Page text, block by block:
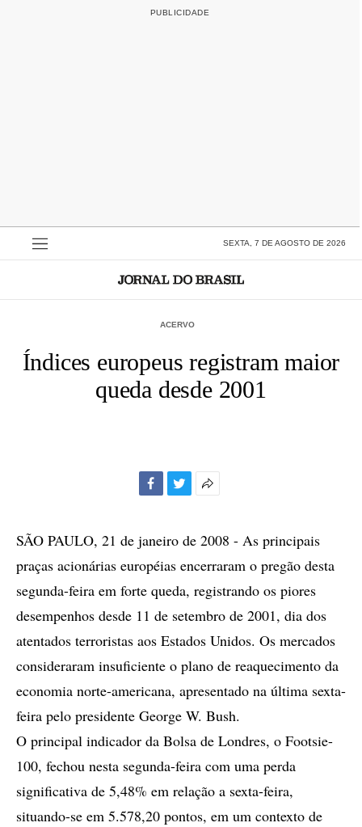
SEXTA, 7 DE AGOSTO DE 2026
ACERVO
Índices europeus registram maior
queda desde 2001
compartilhamento
SÃO PAULO, 21 de janeiro de 2008 - As principais
praças acionárias européias encerraram o pregão desta
segunda-feira em forte queda, registrando os piores
desempenhos desde 11 de setembro de 2001, dia dos
atentados terroristas aos Estados Unidos. Os mercados
consideraram insuficiente o plano de reaquecimento da
economia norte-americana, apresentado na última sexta-
feira pelo presidente George W. Bush.
O principal indicador da Bolsa de Londres, o Footsie-
100, fechou nesta segunda-feira com uma perda
significativa de 5,48% em relação a sexta-feira,
situando-se em 5.578,20 pontos, em um contexto de